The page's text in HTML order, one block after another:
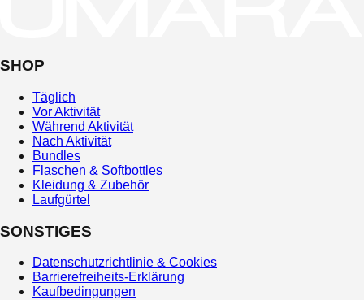
SHOP
Täglich
Vor Aktivität
Während Aktivität
Nach Aktivität
Bundles
Flaschen & Softbottles
Kleidung & Zubehör
Laufgürtel
SONSTIGES
Datenschutzrichtlinie & Cookies
Barrierefreiheits-Erklärung
Kaufbedingungen